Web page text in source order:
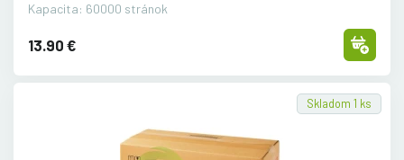
Kapacita: 60000 stránok
13.90 €
Skladom 1 ks